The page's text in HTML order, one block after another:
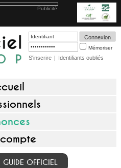
Publicité
Mémoriser
S'inscrire | Identifiants oubliés
GUIDE OFFICIEL